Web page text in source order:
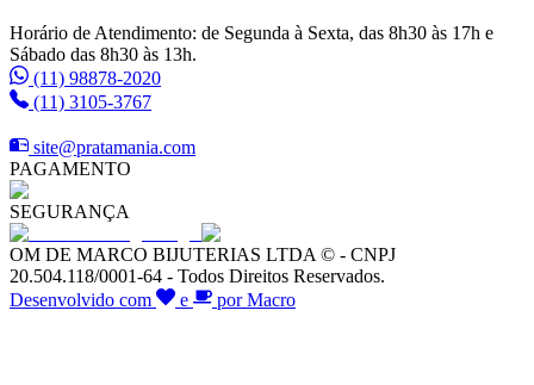
Horário de Atendimento: de Segunda à Sexta, das 8h30 às 17h e
Sábado das 8h30 às 13h.
(11) 98878-2020
(11) 3105-3767
site@pratamania.com
PAGAMENTO
SEGURANÇA
OM DE MARCO BIJUTERIAS LTDA © - CNPJ
20.504.118/0001-64 - Todos Direitos Reservados.
Desenvolvido com
e por Macro